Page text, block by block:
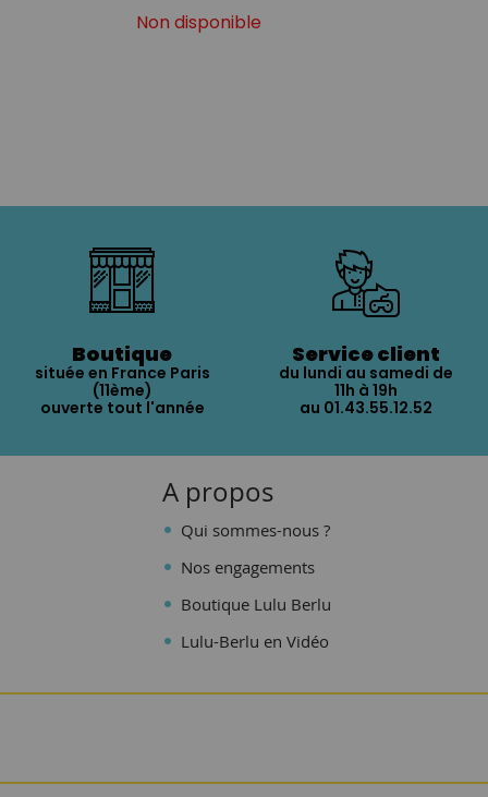
Non disponible
Boutique
située en France Paris
(11ème)
ouverte tout l'année
Service client
du lundi au samedi de
11h à 19h
au 01.43.55.12.52
A propos
Qui sommes-nous ?
Nos engagements
Boutique Lulu Berlu
Lulu-Berlu en Vidéo